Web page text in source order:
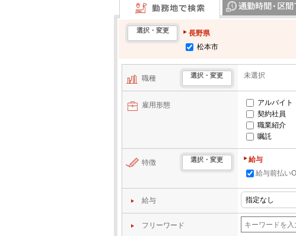
勤務地で検索
選択・変更
長野県
松本市
職種 選択・変更 未選択
雇用形態 アルバイト
契約社員
職業紹介
嘱託
特徴 選択・変更
給与
給与前払い
給与
フリーワード